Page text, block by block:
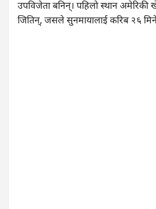
उपविजेता बनिन्। पहिलो स्थान अमेरिकी
जितिन्, जसले सुनमायालाई करिब २६